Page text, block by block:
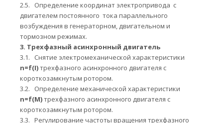
2.5.
Определение координат электропривода с
двигателем постоянного тока параллельного
возбуждения в генераторном, двигательном и
тормозном режимах.
3. Трехфазный асинхронный двигатель
3.1.
Снятие электромеханической характеристики
n=f(I)трехфазного асинхронного двигателя с
короткозамкнутым ротором.
3.2.
Определение механической характеристики
n=f(M)трехфазного асинхронного двигателя с
короткозамкнутым ротором.
3.3. Регулирование частоты вращения трехфазного